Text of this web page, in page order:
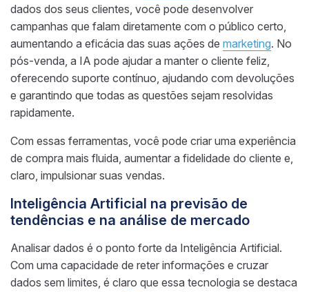
dados dos seus clientes, você pode desenvolver
campanhas que falam diretamente com o público certo,
aumentando a eficácia das suas ações de marketing. No
pós-venda, a IA pode ajudar a manter o cliente feliz,
oferecendo suporte contínuo, ajudando com devoluções
e garantindo que todas as questões sejam resolvidas
rapidamente.
Com essas ferramentas, você pode criar uma experiência
de compra mais fluida, aumentar a fidelidade do cliente e,
claro, impulsionar suas vendas.
Inteligência Artificial na previsão de
tendências e na análise de mercado
Analisar dados é o ponto forte da Inteligência Artificial.
Com uma capacidade de reter informações e cruzar
dados sem limites, é claro que essa tecnologia se destaca